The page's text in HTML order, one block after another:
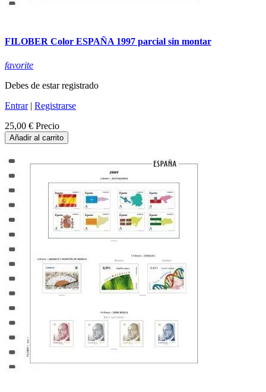
FILOBER Color ESPAÑA 1997 parcial sin montar
favorite
Debes de estar registrado
Entrar| Registrarse
25,00 € Precio
Añadir al carrito